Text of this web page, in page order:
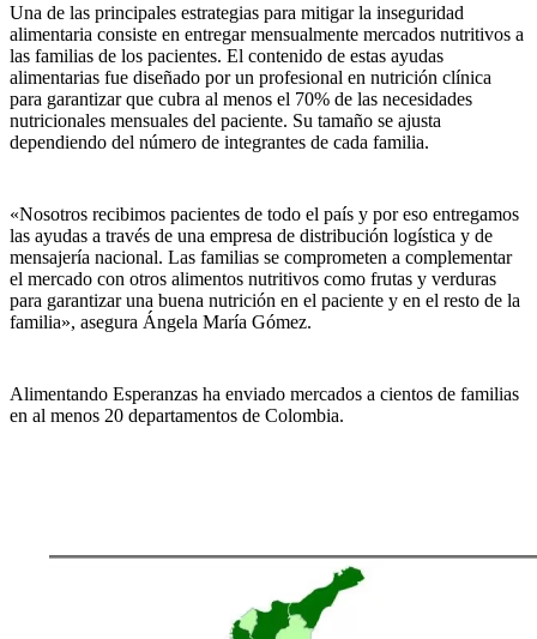
Una de las principales estrategias para mitigar la inseguridad
alimentaria consiste en entregar mensualmente mercados nutritivos a
las familias de los pacientes. El contenido de estas ayudas
alimentarias fue diseñado por un profesional en nutrición clínica
para garantizar que cubra al menos el 70% de las necesidades
nutricionales mensuales del paciente. Su tamaño se ajusta
dependiendo del número de integrantes de cada familia.
«Nosotros recibimos pacientes de todo el país y por eso entregamos
las ayudas a través de una empresa de distribución logística y de
mensajería nacional. Las familias se comprometen a complementar
el mercado con otros alimentos nutritivos como frutas y verduras
para garantizar una buena nutrición en el paciente y en el resto de la
familia», asegura Ángela María Gómez.
Alimentando Esperanzas ha enviado mercados a cientos de familias
en al menos 20 departamentos de Colombia.